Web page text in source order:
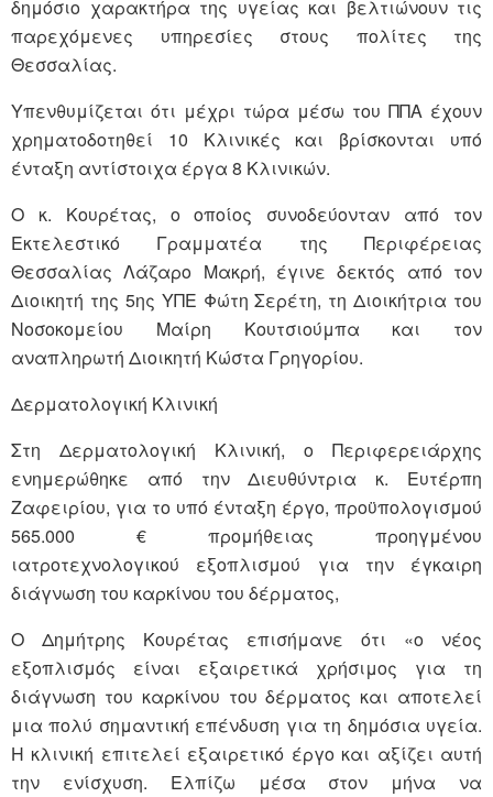
δημόσιο χαρακτήρα της υγείας και βελτιώνουν τις
παρεχόμενες υπηρεσίες στους πολίτες της
Θεσσαλίας.
Υπενθυμίζεται ότι μέχρι τώρα μέσω του ΠΠΑ έχουν
χρηματοδοτηθεί 10 Κλινικές και βρίσκονται υπό
ένταξη αντίστοιχα έργα 8 Κλινικών.
Ο κ. Κουρέτας, ο οποίος συνοδεύονταν από τον
Εκτελεστικό Γραμματέα της Περιφέρειας
Θεσσαλίας Λάζαρο Μακρή, έγινε δεκτός από τον
Διοικητή της 5ης ΥΠΕ Φώτη Σερέτη, τη Διοικήτρια του
Νοσοκομείου Μαίρη Κουτσιούμπα και τον
αναπληρωτή Διοικητή Κώστα Γρηγορίου.
Δερματολογική Κλινική
Στη Δερματολογική Κλινική, ο Περιφερειάρχης
ενημερώθηκε από την Διευθύντρια κ. Ευτέρπη
Ζαφειρίου, για το υπό ένταξη έργο, προϋπολογισμού
565.000 € προμήθειας προηγμένου
ιατροτεχνολογικού εξοπλισμού για την έγκαιρη
διάγνωση του καρκίνου του δέρματος,
Ο Δημήτρης Κουρέτας επισήμανε ότι «ο νέος
εξοπλισμός είναι εξαιρετικά χρήσιμος για τη
διάγνωση του καρκίνου του δέρματος και αποτελεί
μια πολύ σημαντική επένδυση για τη δημόσια υγεία.
Η κλινική επιτελεί εξαιρετικό έργο και αξίζει αυτή
την ενίσχυση. Ελπίζω μέσα στον μήνα να